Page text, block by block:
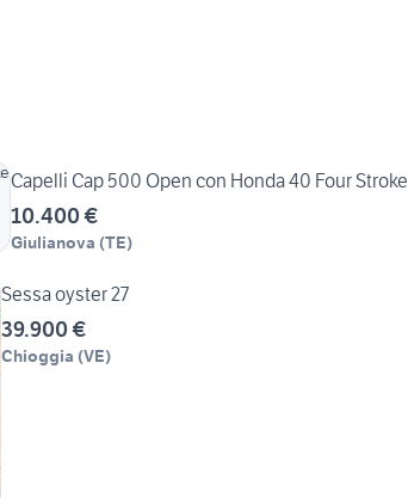
Capelli Cap 500 Open con Honda 40 Four Stroke
10.400 €
Giulianova (TE)
Sessa oyster 27
39.900 €
Chioggia (VE)